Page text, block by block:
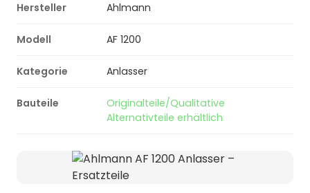
Hersteller Ahlmann
Modell AF 1200
Kategorie Anlasser
Bauteile
Originalteile/Qualitative
Alternativteile erhältlich